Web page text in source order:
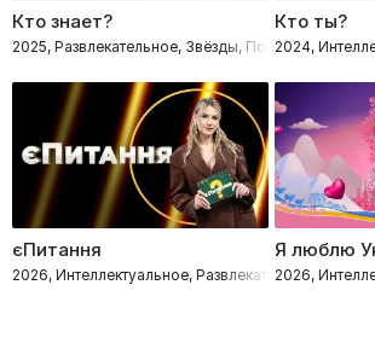
Кто знает?
2025, Развлекательное, Звёзды, Познавательные,
Кто ты?
2024,
єПитання
2026, Интеллектуальное, Развлекательное,
Я люблю
2026,